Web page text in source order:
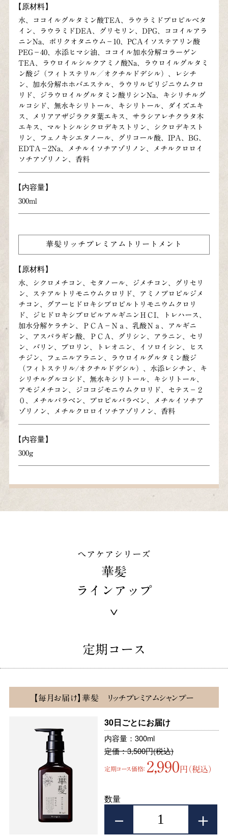
【原材料】
水、ココイルグルタミン酸TEA、ラウラミドプロピルベタ
イン、ラウラミドDEA、グリセリン、DPG、ココイルアラ
ニンNa、ポリクオタニウム－10、PCAイソステアリン酸
PEG－40、水添ヒマシ油、ココイル加水分解コラーゲン
TEA、ラウロイルシルクアミノ酸Na、ラウロイルグルタミ
ン酸ジ（フィトステリル／オクチルドデシル）、レシチ
ン、加水分解ホホバエステル、ラウリルピリジニウムクロ
リド、ジラウロイルグルタミン酸リシンNa、キシリチルグ
ルコシド、無水キシリトール、キシリトール、ダイズエキ
ス、メリアアザジラクタ葉エキス、サラシアレチクラタ木
エキス、マルトシルシクロデキストリン、シクロデキスト
リン、フェノキシエタノール、グリコール酸、IPA、BG、
EDTA－2Na、メチルイソチアゾリノン、メチルクロロイ
ソチアゾリノン、香料
【内容量】
300ml
華髪リッチプレミアムトリートメント
【原材料】
水、シクロメチコン、セタノール、ジメチコン、グリセリ
ン、ステアルトリモニウムクロリド、アミノプロピルジメ
チコン、グアーヒドロキシプロピルトリモニウムクロリ
ド、ジヒドロキシプロピルアルギニンＨＣI、トレハース、
加水分解ケラチン、ＰＣＡ－Ｎａ、乳酸Ｎａ、アルギニ
ン、アスパラギン酸、ＰＣＡ、グリシン、アラニン、セリ
ン、バリン、プロリン、トレオニン、イソロイシン、ヒス
チジン、フェニルアラニン、ラウロイルグルタミン酸ジ
（フィトステリル/オクチルドデシル）、水添レシチン、キ
シリチルグルコシド、無水キシリトール、キシリトール、
アモジメチコン、ジココジモニウムクロリド、セテス－２
０、メチルパラベン、プロピルパラベン、メチルイソチア
ゾリノン、メチルクロロイソチアゾリノン、香料
【内容量】
300g
ヘアケアシリーズ
華髪
ラインアップ
∨
定期コース
【毎月お届け】華髪 リッチプレミアムシャンプー
30日ごとにお届け
内容量：300ml
定価：3,500円(税込)
定期コース価格： 2,990 円（税込）
数量